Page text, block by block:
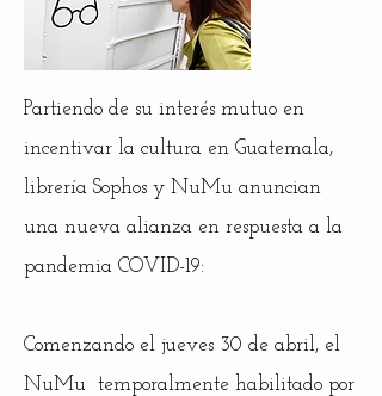
Partiendo de su interés mutuo en
incentivar la cultura en Guatemala,
librería Sophos y NuMu anuncian
una nueva alianza en respuesta a la
pandemia COVID-19:
Comenzando el jueves 30 de abril, el
NuMu temporalmente habilitado por